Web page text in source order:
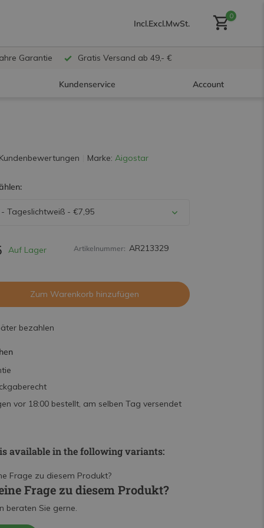
Incl.Excl.MwSt.
0
Garantie Gratis Versand ab 49,- €
Kundenservice Account
Marke: Aigostar
- Tageslichtweiß - €7,95
Auf Lager Artikelnummer: AR213329
Zum Warenkorb hinzufügen
bezahlen
vor 18:00 bestellt, am selben Tag versendet
available in the following variants:
Frage zu diesem Produkt?
beraten Sie gerne.